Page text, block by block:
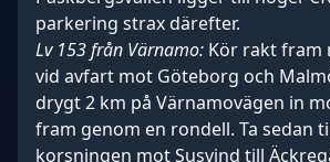
parkering strax därefter.
Lv 153 från Värnamo: Kör rakt fram
vid avfart mot Göteborg och
drygt 2 km på Värnamovägen in
fram genom en rondell. Ta sedan
korsningen mot Susvind till